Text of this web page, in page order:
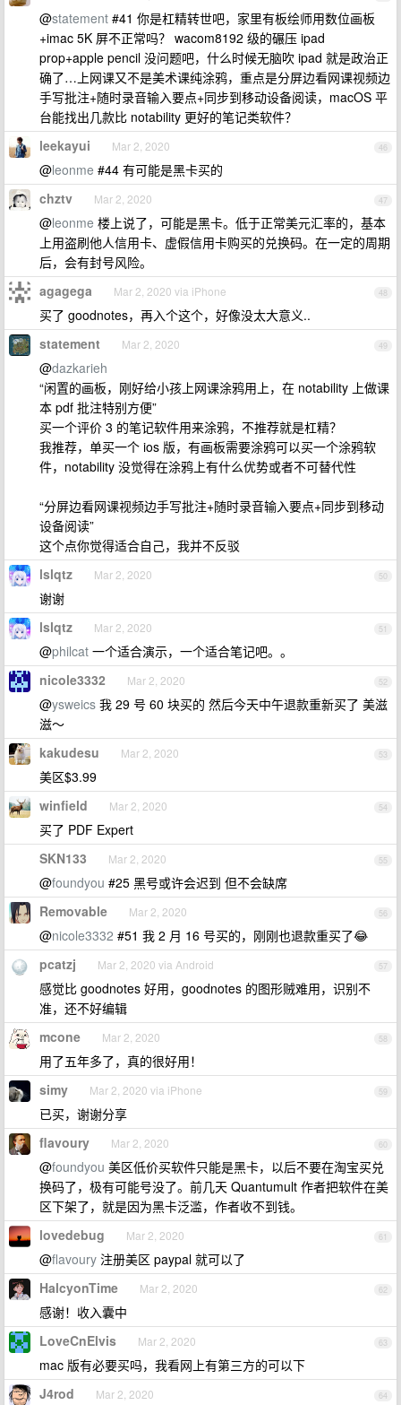
@statement #41 你是杠精转世吧，家里有板绘师用数位画板
+imac 5K 屏不正常吗？ wacom8192 级的碾压 ipad
prop+apple pencil 没问题吧，什么时候无脑吹 ipad 就是政治正
确了…上网课又不是美术课纯涂鸦，重点是分屏边看网课视频边
手写批注+随时录音输入要点+同步到移动设备阅读，macOS 平
台能找出几款比 notability 更好的笔记类软件？
46
leekayui Mar 2, 2020
@leonme #44 有可能是黑卡买的
47
chztv Mar 2, 2020
@leonme 楼上说了，可能是黑卡。低于正常美元汇率的，基本
上用盗刷他人信用卡、虚假信用卡购买的兑换码。在一定的周期
后，会有封号风险。
48
agagega Mar 2, 2020 via iPhone
买了 goodnotes，再入个这个，好像没太大意义..
49
statement Mar 2, 2020
@dazkarieh
“闲置的画板，刚好给小孩上网课涂鸦用上，在 notability 上做课
本 pdf 批注特别方便”
买一个评价 3 的笔记软件用来涂鸦，不推荐就是杠精？
我推荐，单买一个 ios 版，有画板需要涂鸦可以买一个涂鸦软
件，notability 没觉得在涂鸦上有什么优势或者不可替代性
“分屏边看网课视频边手写批注+随时录音输入要点+同步到移动
设备阅读”
这个点你觉得适合自己，我并不反驳
50
lslqtz Mar 2, 2020
谢谢
51
lslqtz Mar 2, 2020
@philcat 一个适合演示，一个适合笔记吧。。
52
nicole3332 Mar 2, 2020
@ysweics 我 29 号 60 块买的 然后今天中午退款重新买了 美滋
滋～
53
kakudesu Mar 2, 2020
美区$3.99
54
winfield Mar 2, 2020
买了 PDF Expert
55
SKN133 Mar 2, 2020
@foundyou #25 黑号或许会迟到 但不会缺席
56
Removable Mar 2, 2020
@nicole3332 #51 我 2 月 16 号买的，刚刚也退款重买了😂
57
pcatzj Mar 2, 2020 via Android
感觉比 goodnotes 好用，goodnotes 的图形贼难用，识别不
准，还不好编辑
58
mcone Mar 2, 2020
用了五年多了，真的很好用！
59
simy Mar 2, 2020 via iPhone
已买，谢谢分享
60
flavoury Mar 2, 2020
@foundyou 美区低价买软件只能是黑卡，以后不要在淘宝买兑
换码了，极有可能号没了。前几天 Quantumult 作者把软件在美
区下架了，就是因为黑卡泛滥，作者收不到钱。
61
lovedebug Mar 2, 2020
@flavoury 注册美区 paypal 就可以了
62
HalcyonTime Mar 2, 2020
感谢！收入囊中
63
LoveCnElvis Mar 2, 2020
mac 版有必要买吗，我看网上有第三方的可以下
64
J4rod Mar 2, 2020